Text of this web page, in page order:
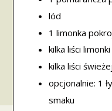
lód
1 limonka
kilka liści
kilka liści
opcjonalnie: 1
smaku